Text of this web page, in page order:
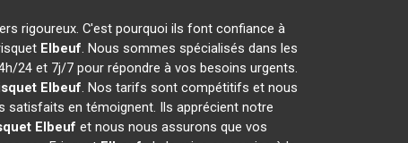
rigoureux. C'est pourquoi ils font confiance à
Elbeuf. Nous sommes spécialisés dans les
24 et 7j/7 pour répondre à vos besoins urgents.
Elbeuf. Nos tarifs sont compétitifs et nous
en témoignent. Ils apprécient notre
Elbeuf et nous nous assurons que vos